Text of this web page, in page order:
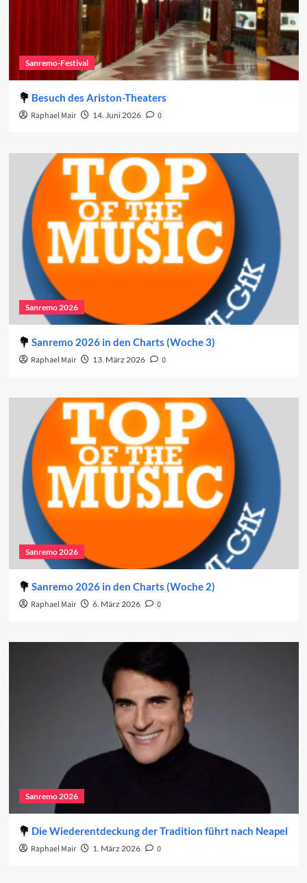
Sanremo-Festival
Besuch des Ariston-Theaters
Raphael Mair 14. Juni 2026 0
Sanremo 2026
Sanremo 2026 in den Charts (Woche 3)
Raphael Mair 13. März 2026 0
Sanremo 2026
Sanremo 2026 in den Charts (Woche 2)
Raphael Mair 6. März 2026 0
Sanremo 2026
Die Wiederentdeckung der Tradition führt nach Neapel
Raphael Mair 1. März 2026 0